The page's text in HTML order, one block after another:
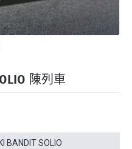
陳列車
BANDIT SOLIO